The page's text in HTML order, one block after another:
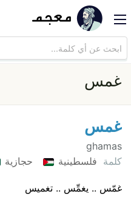
غمس
غمس
ghamas
كلمة فلسطينية حجازية
غمّس .. يغمِّس .. تغميس